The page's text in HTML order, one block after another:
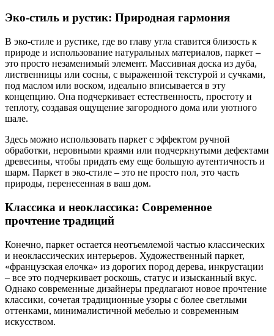
Эко-стиль и рустик: Природная гармония
В эко-стиле и рустике, где во главу угла ставится близость к
природе и использование натуральных материалов, паркет –
это просто незаменимый элемент. Массивная доска из дуба,
лиственницы или сосны, с выраженной текстурой и сучками,
под маслом или воском, идеально вписывается в эту
концепцию. Она подчеркивает естественность, простоту и
теплоту, создавая ощущение загородного дома или уютного
шале.
Здесь можно использовать паркет с эффектом ручной
обработки, неровными краями или подчеркнутыми дефектами
древесины, чтобы придать ему еще большую аутентичность и
шарм. Паркет в эко-стиле – это не просто пол, это часть
природы, перенесенная в ваш дом.
Классика и неоклассика: Современное
прочтение традиций
Конечно, паркет остается неотъемлемой частью классических
и неоклассических интерьеров. Художественный паркет,
«французская елочка» из дорогих пород дерева, инкрустации
– все это подчеркивает роскошь, статус и изысканный вкус.
Однако современные дизайнеры предлагают новое прочтение
классики, сочетая традиционные узоры с более светлыми
оттенками, минималистичной мебелью и современным
искусством.